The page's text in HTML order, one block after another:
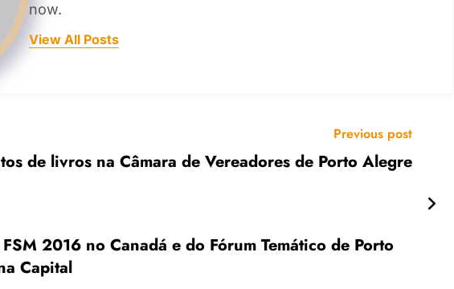
now.
View All Posts
Previous post
de livros na Câmara de Vereadores de Porto Alegre
2016 no Canadá e do Fórum Temático de Porto
Capital